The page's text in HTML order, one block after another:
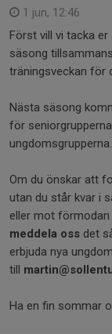
1 jun, 12:46
Först vill vi tacka er
säsong
träningsveckan för
Nästa säsong
för
ungdomsgrupperna.
Om du önskar att
utan du står kvar i
eller mot förmodan
meddela oss det
erbjuda nya
till
Ha en fin sommar